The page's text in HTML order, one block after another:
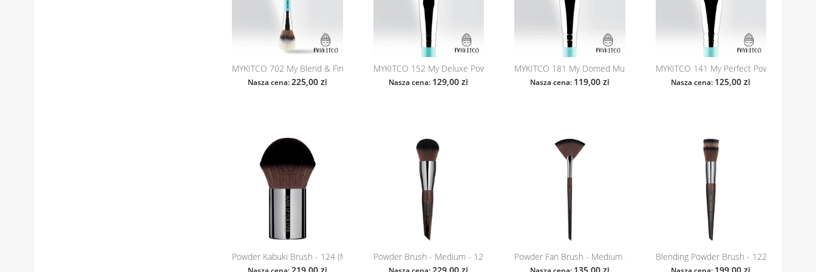
MYKITCO 702 My Blend & Finish - My Skin Twins
Nasza cena: 225,00 zł
MYKITCO 152 My Deluxe Powder
Nasza cena: 129,00 zł
MYKITCO 181 My Domed Multi
Nasza cena: 119,00 zł
MYKITCO 141 My Perfect Powder
Nasza cena: 125,00 zł
Powder Kabuki Brush - 124 (Make Up For Ever)Powder Brush - Medium - 126 (Make Up For...Powder Fan Brush - Medium - 120 (Make Up...Blending Powder Brush - 122 (Make Up